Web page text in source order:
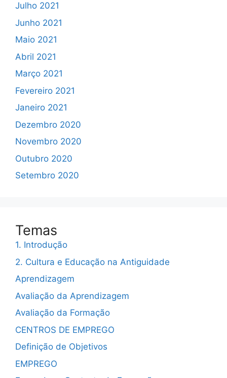
Julho 2021
Junho 2021
Maio 2021
Abril 2021
Março 2021
Fevereiro 2021
Janeiro 2021
Dezembro 2020
Novembro 2020
Outubro 2020
Setembro 2020
Temas
1. Introdução
2. Cultura e Educação na Antiguidade
Aprendizagem
Avaliação da Aprendizagem
Avaliação da Formação
CENTROS DE EMPREGO
Definição de Objetivos
EMPREGO